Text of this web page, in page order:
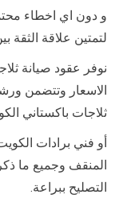
و دون اي اخطاء
لتمتين علاقة الثقة
نوفر عقود صيانة
الاسعار وتتضمن
ثلاجات باكستاني
أو فني برادات
المنقف وجميع ما
التصليح ببراعة.